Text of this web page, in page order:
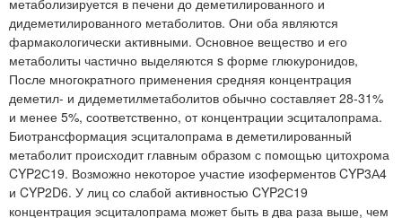
дидеметилированного метаболитов. Они оба являются
фармакологически активными. Основное вещество и его
метаболиты частично выделяются s форме глюкуронидов,
После многократного применения средняя концентрация
деметил- и дидеметилметаболитов обычно составляет 28-31%
и менее 5%, соответственно, от концентрации эсциталопрама.
Биотрансформация эсциталопрама в деметилированный
метаболит происходит главным образом с помощью цитохрома
CYP2С19. Возможно некоторое участие изоферментов CYP3А4
и CYP2D6. У лиц со слабой активностью CYP2С19
концентрация эсциталопрама может быть в два раза выше, чем